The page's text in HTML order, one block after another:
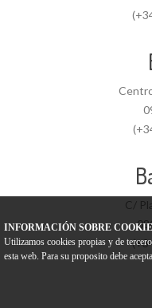
C/
INFORMACIÓN SOBRE
Utilizamos cookies propias y de
esta web. Para su proposito debe